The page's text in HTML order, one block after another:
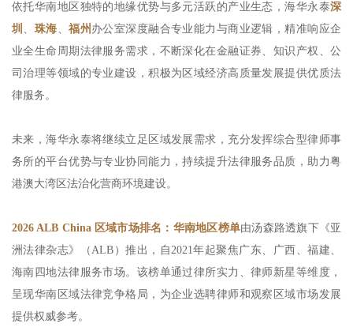
依托华南地区独特的地缘优势与多元活跃的产业生态，海华永泰深
圳 、 珠海、福州 办公室深度融合专业能力与商业逻辑，精准响应企
业全生命周期法律服务需求，不断深化在金融证券、知识产权、公
司治理等领域的专业建设，积极为区域经济高质量发展提供优质法
律服务。
未来，海华永泰将继续立足区域发展需求，充分发挥综合型律师事
务所的平台优势与专业协同能力，持续提升法律服务品质，助力粤
港澳大湾区法治化营商环境建设。
2026 ALB China 区域市场排名：华南地区榜单由汤森路透旗下《亚
洲法律杂志》（ALB）推出，自2021年起聚焦广东、广西、福建、
海南四地法律服务市场。该榜单通过律所实力、律师新星等维度，
呈现华南区域法律竞争格局，为企业选聘律师和观察区域市场发展
提供权威参考。